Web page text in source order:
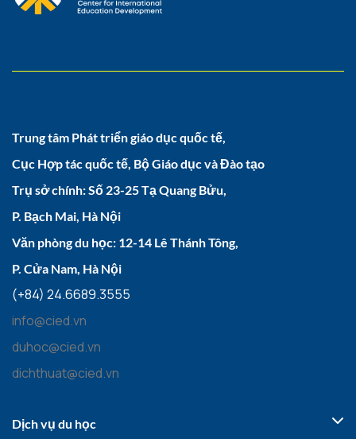
Trung tâm Phát triển giáo dục quốc tế,
Cục Hợp tác quốc tế, Bộ Giáo dục và Đào tạo
Trụ sở chính: Số 23-25 Tạ Quang Bửu,
P. Bạch Mai, Hà Nội
Văn phòng du học: 12-14 Lê Thánh Tông,
P. Cửa Nam, Hà Nội
(+84) 24.6689.3555
info@cied.vn
duhoc@cied.vn
dichthuat@cied.vn
Dịch vụ du học